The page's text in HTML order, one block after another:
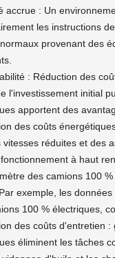
accrue : Un
les instructions
provenant des
: Réduction des
l'investissement initial
apportent des
des coûts
vitesses réduites et des
à haut
des camions 100
exemple, les
100 % électriques,
des coûts d'entretien
éliminent les tâches